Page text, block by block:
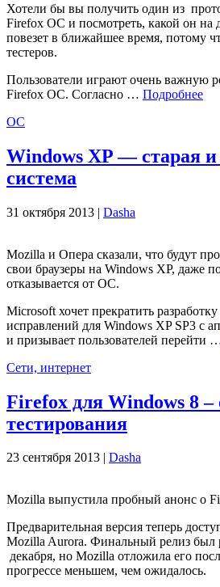
Хотели бы вы получить один из
Firefox OС и посмотреть, какой он на
повезет в ближайшее время, потому
тестеров.
Пользователи играют очень важную
Firefox OС. Согласно … Подробнее
ОС
Windows XP — старая и
система
31 октября 2013 | Dasha
Mozilla и Опера сказали, что будут
свои браузеры на Windows XP, даже
отказывается от ОС.
Microsoft хочет прекратить
исправлений для Windows XP SP3 с
и призывает пользователей перейти
Сети, интернет
Firefox для Windows 8 –
тестирования
23 сентября 2013 | Dasha
Mozilla выпустила пробный анонс о
Предварительная версия теперь
Mozilla Aurora. Финальный релиз был
декабря, но Mozilla отложила его
прогрессе меньшем, чем ожидалось.